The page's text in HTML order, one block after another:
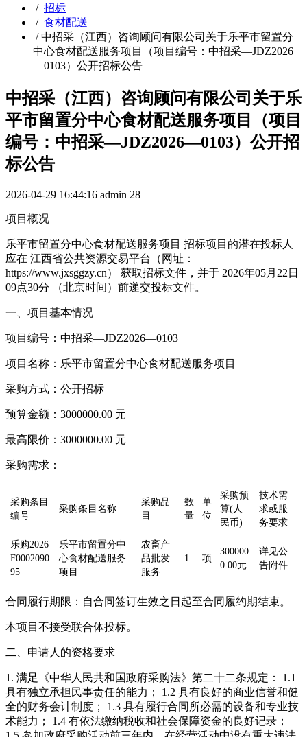
/ 招标
/ 食材配送
/中招采（江西）咨询顾问有限公司关于乐平市留置分
中心食材配送服务项目（项目编号：中招采—JDZ2026
—0103）公开招标公告
中招采（江西）咨询顾问有限公司关于乐
平市留置分中心食材配送服务项目（项目
编号：中招采—JDZ2026—0103）公开招
标公告
2026-04-29 16:44:16 admin 28
项目概况
乐平市留置分中心食材配送服务项目 招标项目的潜在投标人
应在 江西省公共资源交易平台（网址：
https://www.jxsggzy.cn） 获取招标文件，并于 2026年05月22日
09点30分 （北京时间）前递交投标文件。
一、项目基本情况
项目编号：中招采—JDZ2026—0103
项目名称：乐平市留置分中心食材配送服务项目
采购方式：公开招标
预算金额：3000000.00 元
最高限价：3000000.00 元
采购需求：
采购条目
编号
采购条目名称
采购品
目
数
量
单
位
采购预
算(人
民币)
技术需
求或服
务要求
乐购2026
F0002090
95
乐平市留置分中
心食材配送服务
项目
农畜产
品批发
服务
1 项
300000
0.00元
详见公
告附件
合同履行期限：自合同签订生效之日起至合同履约期结束。
本项目不接受联合体投标。
二、申请人的资格要求
1. 满足《中华人民共和国政府采购法》第二十二条规定： 1.1
具有独立承担民事责任的能力； 1.2 具有良好的商业信誉和健
全的财务会计制度； 1.3 具有履行合同所必需的设备和专业技
术能力； 1.4 有依法缴纳税收和社会保障资金的良好记录；